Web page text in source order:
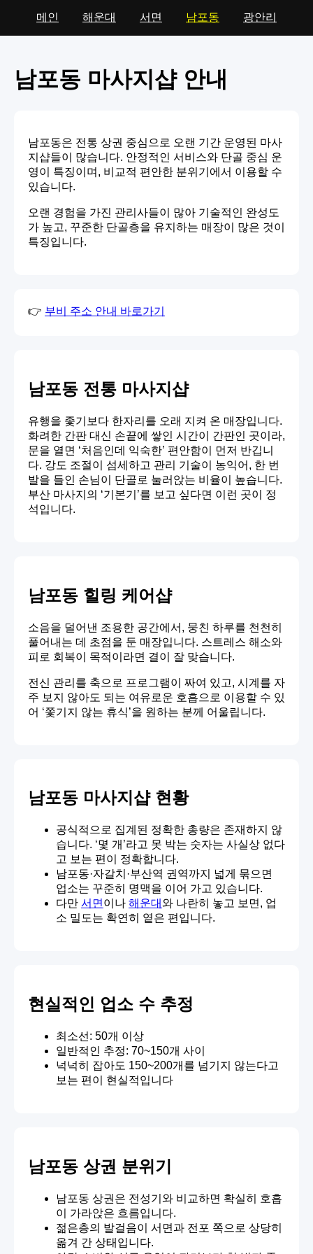
메인 해운대 서면 남포동 광안리
남포동 마사지샵 안내
남포동은 전통 상권 중심으로 오랜 기간 운영된 마사
지샵들이 많습니다. 안정적인 서비스와 단골 중심 운
영이 특징이며, 비교적 편안한 분위기에서 이용할 수
있습니다.
오랜 경험을 가진 관리사들이 많아 기술적인 완성도
가 높고, 꾸준한 단골층을 유지하는 매장이 많은 것이
특징입니다.
👉 부비 주소 안내 바로가기
남포동 전통 마사지샵
유행을 좇기보다 한자리를 오래 지켜 온 매장입니다.
화려한 간판 대신 손끝에 쌓인 시간이 간판인 곳이라,
문을 열면 ‘처음인데 익숙한’ 편안함이 먼저 반깁니
다. 강도 조절이 섬세하고 관리 기술이 농익어, 한 번
발을 들인 손님이 단골로 눌러앉는 비율이 높습니다.
부산 마사지의 ‘기본기’를 보고 싶다면 이런 곳이 정
석입니다.
남포동 힐링 케어샵
소음을 덜어낸 조용한 공간에서, 뭉친 하루를 천천히
풀어내는 데 초점을 둔 매장입니다. 스트레스 해소와
피로 회복이 목적이라면 결이 잘 맞습니다.
전신 관리를 축으로 프로그램이 짜여 있고, 시계를 자
주 보지 않아도 되는 여유로운 호흡으로 이용할 수 있
어 ‘쫓기지 않는 휴식’을 원하는 분께 어울립니다.
남포동 마사지샵 현황
공식적으로 집계된 정확한 총량은 존재하지 않
습니다. ‘몇 개’라고 못 박는 숫자는 사실상 없다
고 보는 편이 정확합니다.
남포동·자갈치·부산역 권역까지 넓게 묶으면
업소는 꾸준히 명맥을 이어 가고 있습니다.
다만 서면 이나 해운대와 나란히 놓고 보면, 업
소 밀도는 확연히 옅은 편입니다.
현실적인 업소 수 추정
최소선: 50개 이상
일반적인 추정: 70~150개 사이
넉넉히 잡아도 150~200개를 넘기지 않는다고
보는 편이 현실적입니다
남포동 상권 분위기
남포동 상권은 전성기와 비교하면 확실히 호흡
이 가라앉은 흐름입니다.
젊은층의 발걸음이 서면과 전포 쪽으로 상당히
옮겨 간 상태입니다.